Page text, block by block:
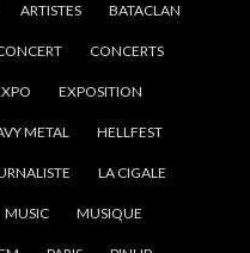
ARTISTES BATACLAN
CONCERTS
EXPOSITION
METAL HELLFEST
LA CIGALE
MUSIC MUSIQUE